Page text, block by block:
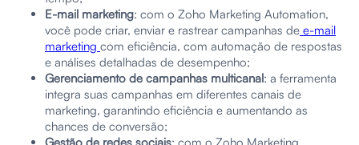
E-mail marketing: com o Zoho Marketing Automation,
você pode criar, enviar e rastrear campanhas de e-mail
marketing com eficiência, com automação de respostas
e análises detalhadas de desempenho;
Gerenciamento de campanhas multicanal: a ferramenta
integra suas campanhas em diferentes canais de
marketing, garantindo eficiência e aumentando as
chances de conversão;